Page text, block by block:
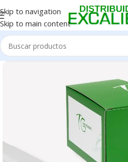
Skip to navigation
Skip to main content